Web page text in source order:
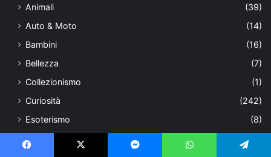
Animali
(39)
Auto & Moto
(14)
Bambini
(16)
Bellezza
(7)
Collezionismo
(1)
Curiosità
(242)
Esoterismo
(8)
Eventi
(12)